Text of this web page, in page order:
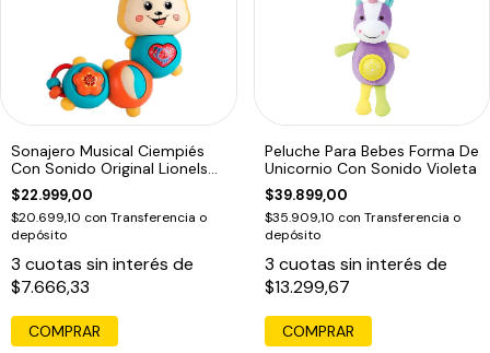
Sonajero Musical Ciempiés
Con Sonido Original Lionels
Naranja Claro Cienpies
$22.999,00
$20.699,10 con Transferencia o
depósito
3 cuotas sin interés de
$7.666,33
Peluche Para Bebes Forma De
Unicornio Con Sonido Violeta
$39.899,00
$35.909,10 con Transferencia o
depósito
3 cuotas sin interés de
$13.299,67